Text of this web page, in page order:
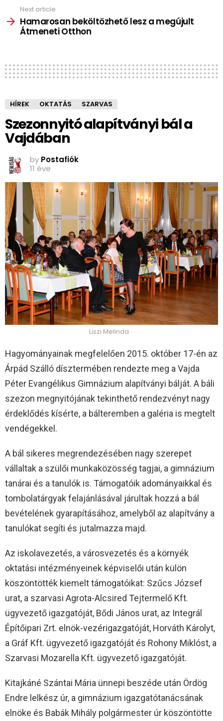
Next article
Hamarosan beköltözhető lesz a megújult
Átmeneti Otthon
HÍREK OKTATÁS SZARVAS
Szezonnyitó alapítványi bál a
Vajdában
by Postafiók
11 éve
Liszi Melinda
Hagyományainak megfelelően 2015. október 17-én az
Árpád Szálló dísztermében rendezte meg a Vajda
Péter Evangélikus Gimnázium alapítványi bálját. A báli
szezon megnyitójának tekinthető rendezvényt nagy
érdeklődés kísérte, a bálteremben a galéria is megtelt
vendégekkel.
A bál sikeres megrendezésében nagy szerepet
vállaltak a szülői munkaközösség tagjai, a gimnázium
tanárai és a tanulók is. Támogatóik adományaikkal és
tombolatárgyak felajánlásával járultak hozzá a bál
bevételének gyarapításához, amelyből az alapítvány a
tanulókat segíti és jutalmazza majd.
Az iskolavezetés, a városvezetés és a környék
oktatási intézményeinek képviselői után külön
köszöntötték kiemelt támogatóikat: Szűcs József
urat, a szarvasi Agrota-Alcsired Tejtermelő Kft.
ügyvezető igazgatóját, Bődi János urat, az Integrál
Építőipari Zrt. elnök-vezérigazgatóját, Horváth Károlyt,
a Gráf Kft. ügyvezető igazgatóját és Rohony Miklóst, a
Szarvasi Mozarella Kft. ügyvezető igazgatóját.
Kitajkáné Szántai Mária ünnepi beszéde után Ördög
Endre lelkész úr, a gimnázium igazgatótanácsának
elnöke és Babák Mihály polgármester úr köszöntötte